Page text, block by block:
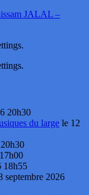
JALAL –
20h30
du large le 12
18h55
septembre 2026